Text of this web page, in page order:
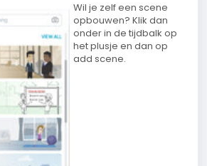
Wil je zelf een scene
opbouwen? Klik dan
onder in de tijdbalk op
het plusje en dan op
add scene.